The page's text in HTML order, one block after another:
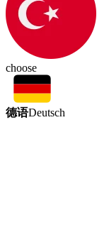
choose
德语Deutsch